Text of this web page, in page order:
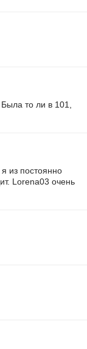
то ли в 101,
из постоянно
Lorena03 очень